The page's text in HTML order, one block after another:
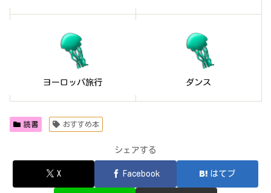
読書 おすすめ本
シェアする
X Facebook はてブ